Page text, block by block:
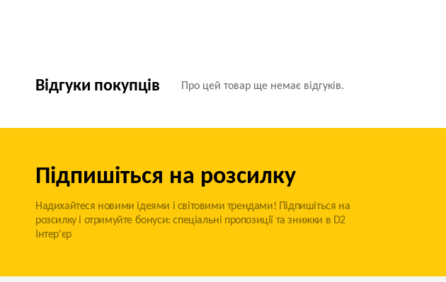
Відгуки покупців Про цей товар ще немає відгуків.
Підпишіться на розсилку
Надихайтеся новими ідеями і світовими трендами! Підпишіться на
розсилку і отримуйте бонуси: спеціальні пропозиції та знижки в D2
Інтер'єр